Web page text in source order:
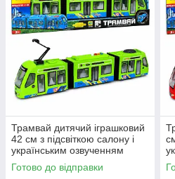
Трамвай дитячий іграшковий
42 см з підсвіткою салону і
українським озвученням
Салатовий (61074)
Готово до відправки